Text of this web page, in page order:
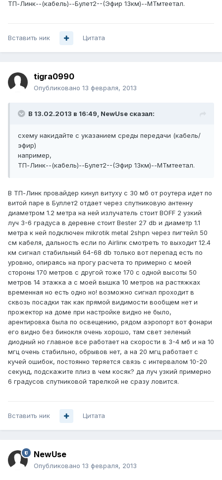
ТП-Линк--(кабель)--Булет2--(Эфир 13км)--МТмтеетал.
Вставить ник Цитата
tigra0990
Опубликовано 13 февраля, 2013
В 13.02.2013 в 16:49, NewUse сказал:
схему накидайте с указанием среды передачи (кабель/
эфир)
например,
ТП-Линк--(кабель)--Булет2--(Эфир 13км)--МТмтеетал.
В ТП-Линк провайдер кинул витуху с 30 мб от роутера идет по
витой паре в Буллет2 отдает через спутниковую антенну
диаметром 1.2 метра на ней излучатель стоит BOFF 2 узкий
луч 3-6 градуса в деревне стоит Bester 27 db и диаметр 1.1
метра к ней подключен mikrotik metal 2shpn через пигтейл 50
см кабеля, дальность если по Airlinк смотреть то выходит 12.4
км сигнал стабильный 64-68 db только вот перепад есть по
уровню, опираясь на прогу расчета то примерно с моей
стороны 170 метров с другой тоже 170 с одной высоты 50
метров 14 этажка а с моей вышка 10 метров на растяжках
временная но есть одно но! возможно сигнал проходит в
сквозь посадки так как прямой видимости вообщем нет и
прожектор на доме при настройке видно не было,
арентировка была по освещению, рядом аэропорт вот фонари
его видно без бинокля очень хорошо, там свет зеленый
диодный но главное все работает на скорости в 3-4 мб и на 10
мгц очень стабильно, обрывов нет, а на 20 мгц работает с
кучей ошибок, постоянно теряется связь с интервалом 10-20
секунд, подскажите плиз в чем косяк? да луч узкий примерно
6 градусов спутниковой тарелкой не сразу ловится.
Вставить ник Цитата
NewUse
Опубликовано 13 февраля, 2013